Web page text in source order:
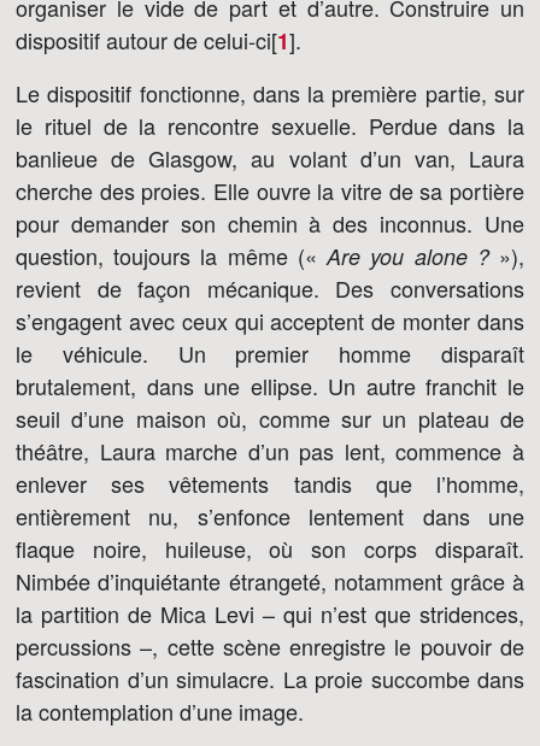
organiser le vide de part et d’autre. Construire un
dispositif autour de celui-ci[1].
Le dispositif fonctionne, dans la première partie, sur
le rituel de la rencontre sexuelle. Perdue dans la
banlieue de Glasgow, au volant d’un van, Laura
cherche des proies. Elle ouvre la vitre de sa portière
pour demander son chemin à des inconnus. Une
question, toujours la même («Are you alone ?»),
revient de façon mécanique. Des conversations
s’engagent avec ceux qui acceptent de monter dans
le véhicule. Un premier homme disparaît
brutalement, dans une ellipse. Un autre franchit le
seuil d’une maison où, comme sur un plateau de
théâtre, Laura marche d’un pas lent, commence à
enlever ses vêtements tandis que l’homme,
entièrement nu, s’enfonce lentement dans une
flaque noire, huileuse, où son corps disparaît.
Nimbée d’inquiétante étrangeté, notamment grâce à
la partition de Mica Levi – qui n’est que stridences,
percussions –, cette scène enregistre le pouvoir de
fascination d’un simulacre. La proie succombe dans
la contemplation d’une image.